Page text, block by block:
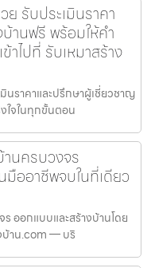
รับประเมินราคา
านฟรี พร้อมให้คำ
าไปที่ รับเหมาสร้าง
นราคาและปรึกษาผู้เชี่ยวชาญ
ใจในทุกขั้นตอน
านครบวงจร
ออาชีพจบในที่เดียว
ออกแบบและสร้างบ้านโดย
บ้าน.com — บริ